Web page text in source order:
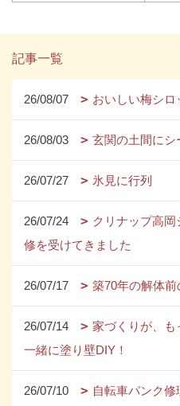
記事一覧
26/08/07 おいしい梅シロ
26/08/03 玄関の土間にシ
26/07/27 氷見に行列
26/07/24
クリナップ高
修を受けてきました
26/07/17 築70年の解体
26/07/14
家づくりが、も
一緒に塗り壁DIY！
26/07/10 自転車パンク修